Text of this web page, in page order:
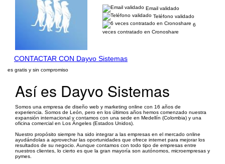
Email validado
Teléfono validado
6
veces contratado en Cronoshare
CONTACTAR CON Dayvo Sistemas
es gratis y sin compromiso
Así es Dayvo Sistemas
Somos una empresa de diseño web y marketing online con 16 años de
experiencia. Somos de León, pero en los últimos años hemos comenzado nuestra
expansión internacional y contamos con una sede en Medellín (Colombia) y una
oficina comercial en Los Ángeles (Estados Unidos).
Nuestro propósito siempre ha sido integrar a las empresas en el mercado online
ayudándolas a aprovechar las oportunidades que ofrece internet para mejorar los
resultados de su negocio. Aunque contamos con todo tipo de empresas entre
nuestros clientes, lo cierto es que la gran mayoría son autónomos, microempresas y
pymes.